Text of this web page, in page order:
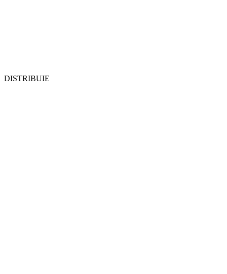
DISTRIBUIE